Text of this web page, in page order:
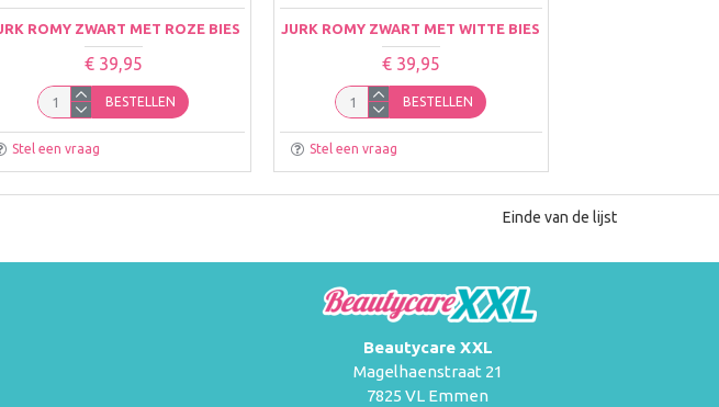
ROMY ZWART MET ROZE BIES
€ 39,95
BESTELLEN
Stel een vraag
JURK ROMY ZWART MET WITTE BIES
€ 39,95
BESTELLEN
Stel een vraag
Einde van de lijst
Beautycare XXL
Magelhaenstraat 21
7825 VL Emmen